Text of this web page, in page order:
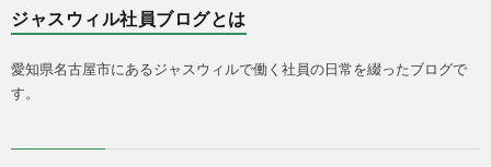
ジャスウィル社員ブログとは
愛知県名古屋市にあるジャスウィルで働く社員の日常を綴ったブログで
す。